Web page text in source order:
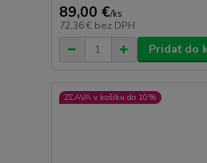
89,00 €/ks
72,36 € bez DPH
Pridať do
ZĽAVA v košíku do 10%